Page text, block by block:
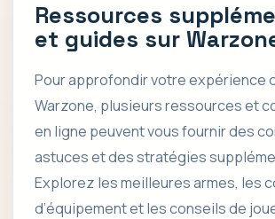
Ressources
et guides sur
Pour approfondir votre expérience
Warzone, plusieurs ressources et
en ligne peuvent vous fournir des
astuces et des stratégies
Explorez les meilleures armes, les
d’équipement et les conseils de